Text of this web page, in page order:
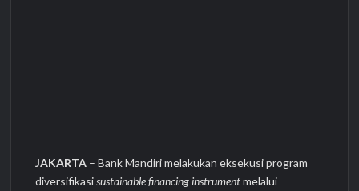
JAKARTA – Bank Mandiri melakukan eksekusi program
diversifikasisustainable financing instrumentmelalui